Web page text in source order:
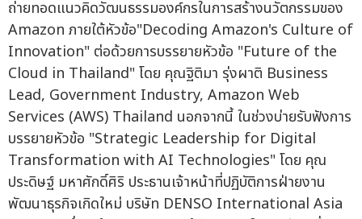
ถ่ายทอดแนวคิดวัฒนธรรมองค์กรในการสร้างนวัตกรรมของ
Amazon ภายใต้หัวข้อ"Decoding Amazon's Culture of
Innovation" ต่อด้วยการบรรยายหัวข้อ "Future of the
Cloud in Thailand" โดย คุณฐิติมา รุ่งผาติ Business
Lead, Government Industry, Amazon Web
Services (AWS) Thailand นอกจากนี้ ในช่วงบ่ายรับฟังการ
บรรยายหัวข้อ "Strategic Leadership for Digital
Transformation with AI Technologies" โดย คุณ
ประดิษฐ์ มหาศักดิ์ศิริ ประธานเจ้าหน้าที่ปฏิบัติการฝ่ายงาน
พัฒนาธุรกิจเกิดใหม่ บริษัท DENSO International Asia